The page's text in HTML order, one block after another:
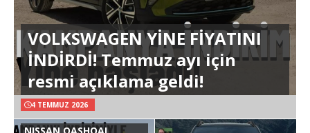
VOLKSWAGEN YİNE FİYATINI
İNDİRDİ! Temmuz ayı için
resmi açıklama geldi!
4 TEMMUZ 2026